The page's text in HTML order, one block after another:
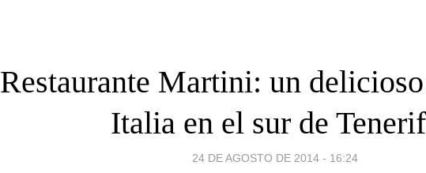
Restaurante Martini: un
Italia en el sur de
24 DE AGOSTO DE 2014 - 16:24